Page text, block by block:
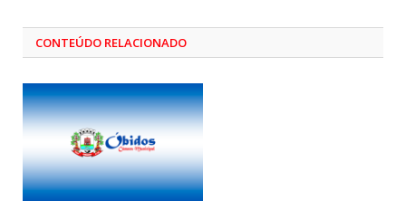
CONTEÚDO RELACIONADO